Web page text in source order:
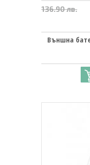
136.90 лв.
Външна